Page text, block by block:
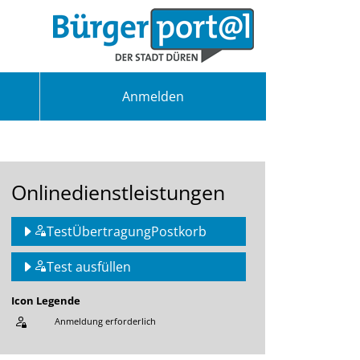
Anmelden
Onlinedienstleistungen
TestÜbertragungPostkorb
Test ausfüllen
Icon Legende
Anmeldung erforderlich